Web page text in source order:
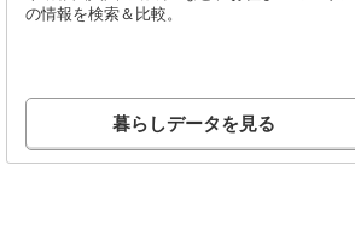
の情報を検索＆比較。
暮らしデータを見る